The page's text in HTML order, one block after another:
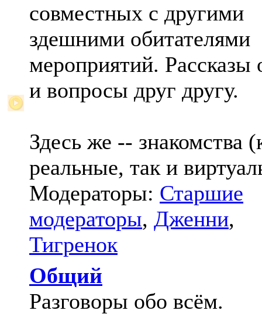
совместных с другими
здешними обитателями
мероприятий. Рассказы
и вопросы друг другу.
Здесь же -- знакомства
реальные, так и
Модераторы: Старшие
модераторы, Дженни,
Тигренок
Общий
Разговоры обо всём.